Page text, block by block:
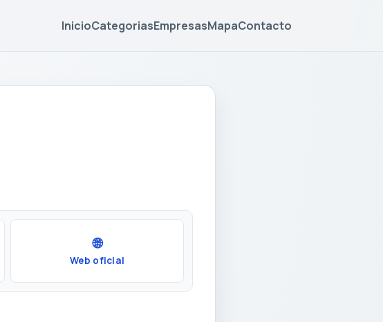
InicioCategoriasEmpresasMapaContacto
🌐
Web oficial